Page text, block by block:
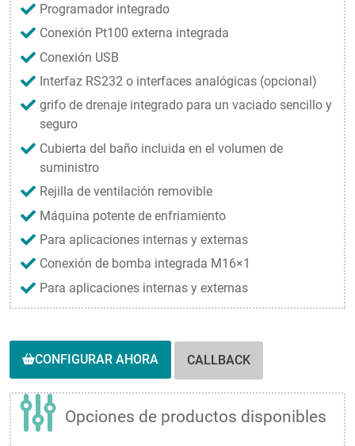
Programador integrado
Conexión Pt100 externa integrada
Conexión USB
Interfaz RS232 o interfaces analógicas (opcional)
grifo de drenaje integrado para un vaciado sencillo y
seguro
Cubierta del baño incluida en el volumen de
suministro
Rejilla de ventilación removible
Máquina potente de enfriamiento
Para aplicaciones internas y externas
Conexión de bomba integrada M16×1
Para aplicaciones internas y externas
CONFIGURAR AHORA CALLBACK
Opciones de productos disponibles